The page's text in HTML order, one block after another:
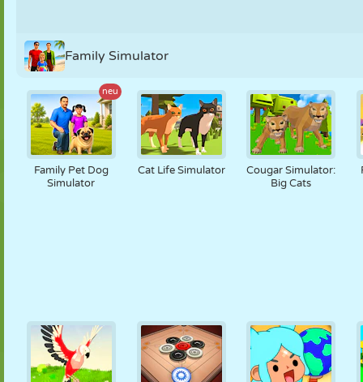
Family Simulator
neu
Family Pet Dog
Simulator
Cat Life Simulator
Cougar Simulator:
Big Cats